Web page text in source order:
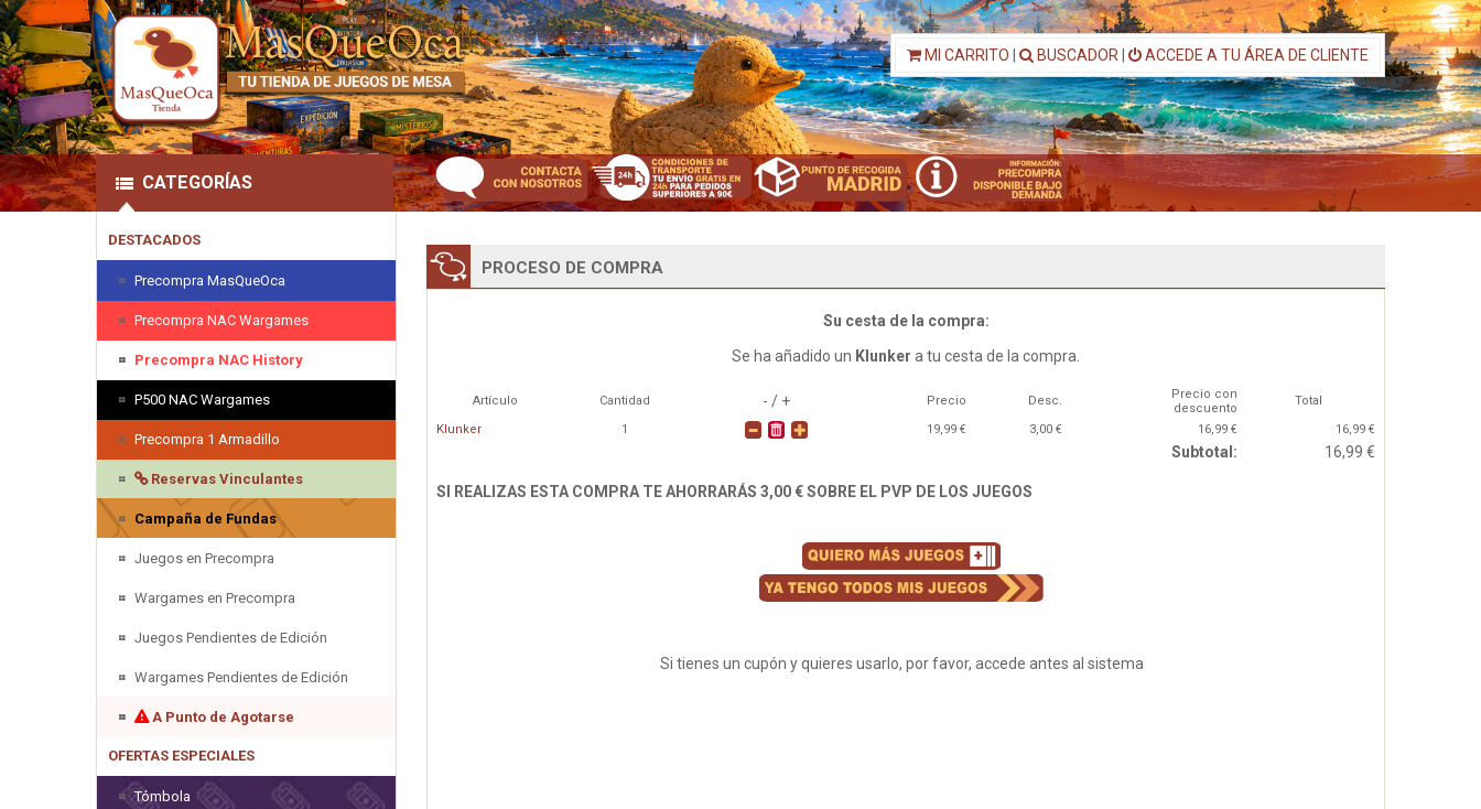
MI CARRITO BUSCADOR ACCEDE A TU ÁREA DE CLIENTE
CATEGORÍAS
DESTACADOS
Precompra MasQueOca
Precompra NAC Wargames
Precompra NAC History
P500 NAC Wargames
Precompra 1 Armadillo
Reservas Vinculantes
Campaña de Fundas
Juegos en Precompra
Wargames en Precompra
Juegos Pendientes de Edición
Wargames Pendientes de Edición
A Punto de Agotarse
OFERTAS ESPECIALES
Tómbola
PROCESO DE COMPRA
Su cesta de la compra:
Se ha añadido un Klunker a tu cesta de la compra.
Artículo Cantidad - / + Precio Desc.
Precio con
descuento
Total
Klunker
1 19,99 € 3,00 € 16,99 € 16,99 €
Subtotal: 16,99 €
SI REALIZAS ESTA COMPRA TE AHORRARÁS 3,00 € SOBRE EL PVP DE LOS JUEGOS
Si tienes un cupón y quieres usarlo, por favor, accede antes al sistema